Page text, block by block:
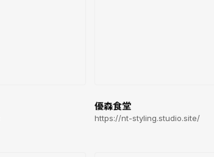
優森食堂
https://nt-styling.studio.site/